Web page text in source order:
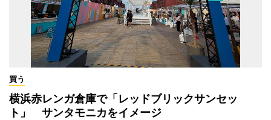
買う
横浜赤レンガ倉庫で「レッドブリックサンセッ
ト」 サンタモニカをイメージ